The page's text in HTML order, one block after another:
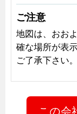
ご注意
地図は、おお
確な場所が表
ご了承下さい。